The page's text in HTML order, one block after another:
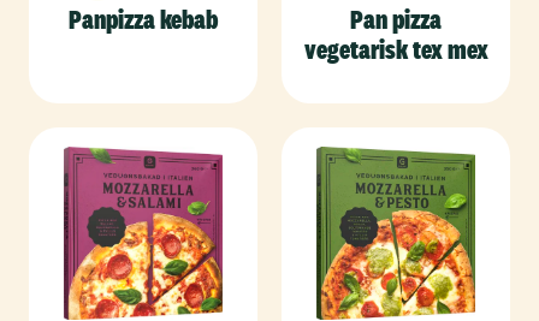
Panpizza kebab
Pan pizza
vegetarisk tex mex